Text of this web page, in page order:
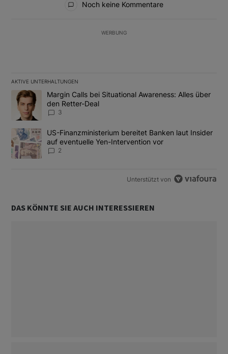
Noch keine Kommentare
WERBUNG
AKTIVE UNTERHALTUNGEN
Das Folgende ist eine Liste der am meisten kommentierten
Ein Trendartikel mit dem Titel "Margin Calls bei Situational
Margin Calls bei Situational Awareness: Alles über
den Retter-Deal
3
Ein Trendartikel mit dem Titel "US-Finanzministerium bereitet
US-Finanzministerium bereitet Banken laut Insider
auf eventuelle Yen-Intervention vor
2
Unterstützt von
DAS KÖNNTE SIE AUCH INTERESSIEREN